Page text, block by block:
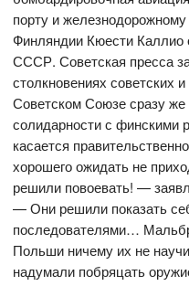
порту и
Финляндии Кюести Каллио
СССР. Советская пресса
столкновениях советских
Советском Союзе сразу
солидарности с финскими
касается
хорошего ожидать не
решили повоевать! —
— Они решили показать
последователями…
Польши ничему их не
надумали побряцать